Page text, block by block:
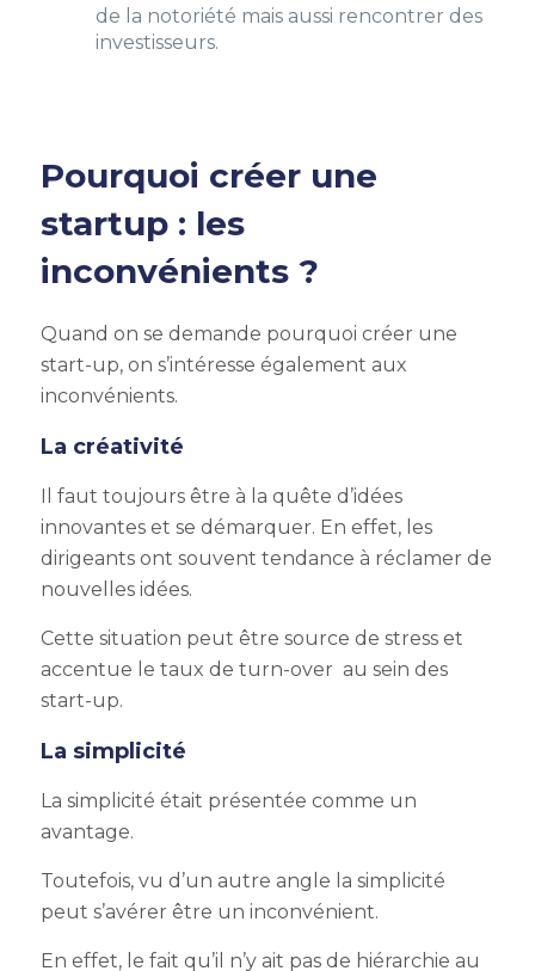
de la notoriété mais aussi rencontrer des
investisseurs.
Pourquoi créer une
startup : les
inconvénients ?
Quand on se demande pourquoi créer une
start-up, on s’intéresse également aux
inconvénients.
La créativité
Il faut toujours être à la quête d’idées
innovantes et se démarquer. En effet, les
dirigeants ont souvent tendance à réclamer de
nouvelles idées.
Cette situation peut être source de stress et
accentue le taux de turn-over au sein des
start-up.
La simplicité
La simplicité était présentée comme un
avantage.
Toutefois, vu d’un autre angle la simplicité
peut s’avérer être un inconvénient.
En effet, le fait qu’il n’y ait pas de hiérarchie au